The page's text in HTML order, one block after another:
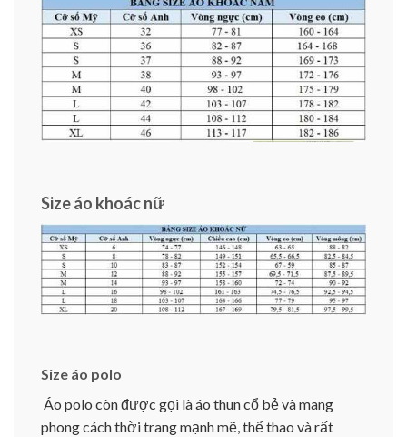
Size áo khoác nữ
Size áo polo
Áo polo còn được gọi là áo thun cổ bẻ và mang
phong cách thời trang mạnh mẽ, thể thao và rất